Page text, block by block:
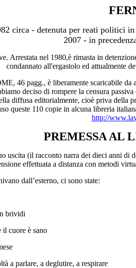
circa - detenuta per reati politici
2007 - in
Arrestata nel 1980,è rimasta in
condannato all'ergastolo ed attualmente
46 pagg., è liberamente scaricabile
deciso di rompere la censura
diffusa editorialmente, cioè priva della
queste 110 copie in alcuna libreria
http://
PREMESSA AL
uscita (il racconto narra dei dieci anni
effettuata a distanza con metodi
dall’esterno, ci sono state:
brividi
il cuore è sano
a parlare, a deglutire, a respirare